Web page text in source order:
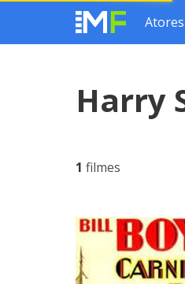
Atores
Harry
1 filmes